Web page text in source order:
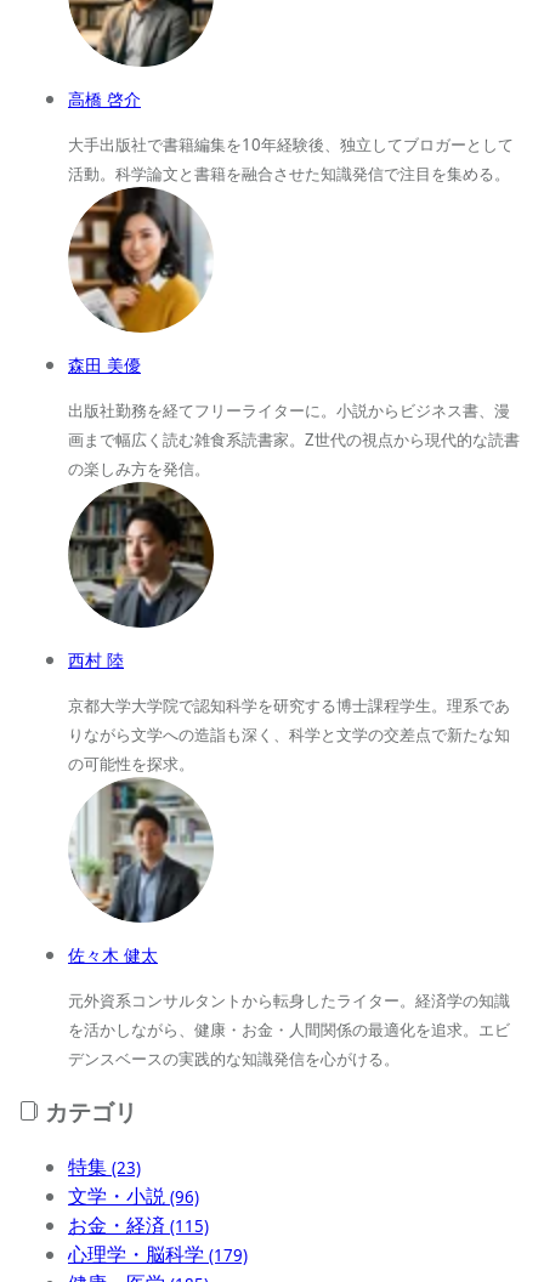
高橋 啓介
大手出版社で書籍編集を10年経験後、独立してブロガーとして
活動。科学論文と書籍を融合させた知識発信で注目を集める。
森田 美優
出版社勤務を経てフリーライターに。小説からビジネス書、漫
画まで幅広く読む雑食系読書家。Z世代の視点から現代的な読書
の楽しみ方を発信。
西村 陸
京都大学大学院で認知科学を研究する博士課程学生。理系であ
りながら文学への造詣も深く、科学と文学の交差点で新たな知
の可能性を探求。
佐々木 健太
元外資系コンサルタントから転身したライター。経済学の知識
を活かしながら、健康・お金・人間関係の最適化を追求。エビ
デンスベースの実践的な知識発信を心がける。
カテゴリ
特集 (23)
文学・小説 (96)
お金・経済 (115)
心理学・脳科学 (179)